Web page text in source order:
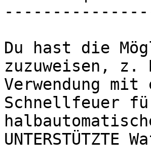
Du hast die
zuzuweisen,
Verwendung
Schnellfeuer